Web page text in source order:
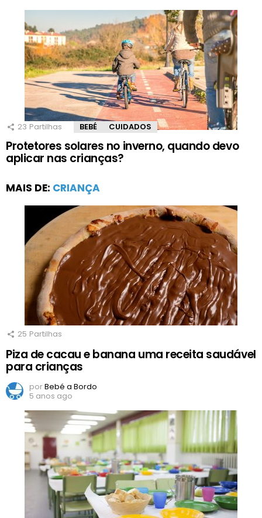
23 Partilhas BEBÉ CUIDADOS
Protetores solares no inverno, quando devo
aplicar nas crianças?
MAIS DE: CRIANÇA
25 Partilhas
Piza de cacau e banana uma receita saudável
para crianças
porBebé a Bordo
5 anos ago